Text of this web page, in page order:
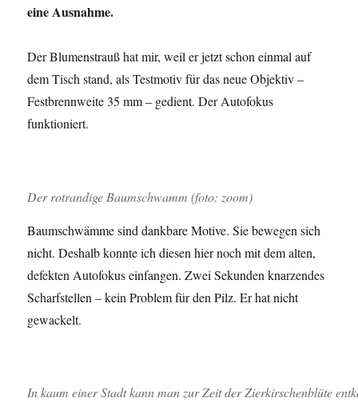
eine Ausnahme.
Der Blumenstrauß hat mir, weil er jetzt schon einmal auf
dem Tisch stand, als Testmotiv für das neue Objektiv –
Festbrennweite 35 mm – gedient. Der Autofokus
funktioniert.
Der rotrandige Baumschwamm (foto: zoom)
Baumschwämme sind dankbare Motive. Sie bewegen sich
nicht. Deshalb konnte ich diesen hier noch mit dem alten,
defekten Autofokus einfangen. Zwei Sekunden knarzendes
Scharfstellen – kein Problem für den Pilz. Er hat nicht
gewackelt.
In kaum einer Stadt kann man zur Zeit der Zierkirschenblüte